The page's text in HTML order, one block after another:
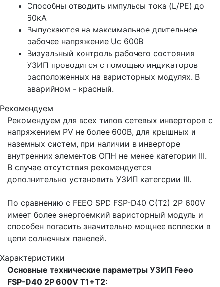
Способны отводить импульсы тока (L/PE) до
60кА
Выпускаются на максимальное длительное
рабочее напряжение Uс 600В
Визуальный контроль рабочего состояния
УЗИП проводится с помощью индикаторов
расположенных на варисторных модулях. В
аварийном - красный.
Рекомендуем
Рекомендуем для всех типов сетевых инверторов с
напряжением РV не более 600В, для крышных и
наземных систем, при наличии в инверторе
внутренних элементов ОПН не менее категории III.
В случае отсутствия рекомендуется
дополнительно установить УЗИП категории III.
По сравнению с FEEO SPD FSP-D40 C(T2) 2P 600V
имеет более энергоемкий варисторный модуль и
способен погасить значительно мощнее всплески в
цепи солнечных панелей.
Характеристики
Основные технические параметры УЗИП Feeo
FSP-D40 2P 600V Т1+Т2: